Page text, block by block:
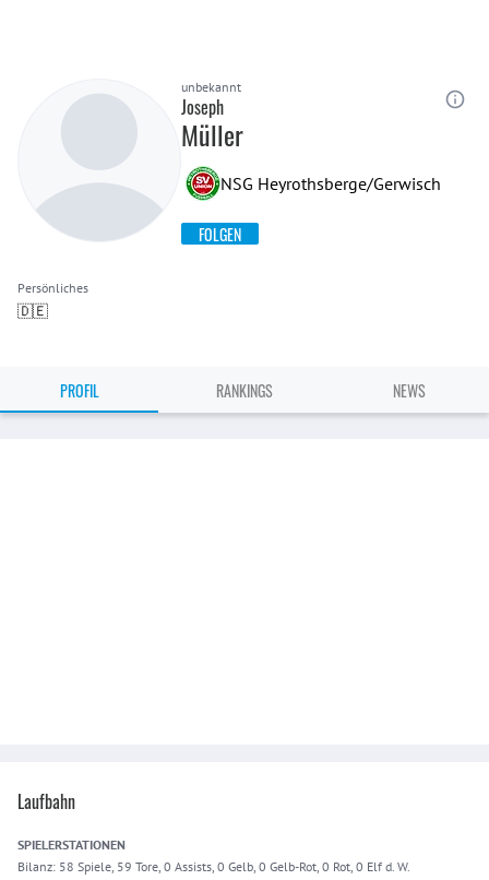
unbekannt
Joseph
Müller
NSG Heyrothsberge/Gerwisch
FOLGEN
Persönliches
🇩🇪
PROFIL RANKINGS NEWS
Laufbahn
SPIELERSTATIONEN
Bilanz: 58 Spiele, 59 Tore, 0 Assists, 0 Gelb, 0 Gelb-Rot, 0 Rot, 0 Elf d. W.